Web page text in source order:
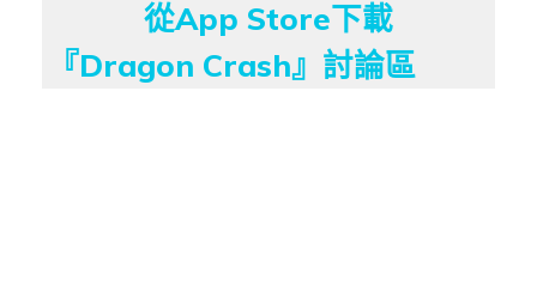
從App Store下載
『Dragon Crash』討論區